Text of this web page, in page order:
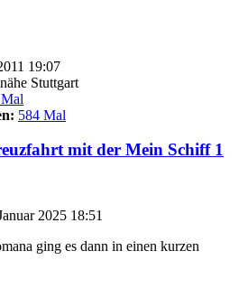
19:07
Stuttgart
584 Mal
mit der Mein Schiff 1
2025 18:51
ging es dann in einen kurzen